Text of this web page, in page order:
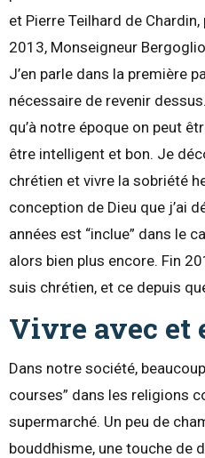
et Pierre Teilhard de
2013, Monseigneur
J’en parle dans la première
nécessaire de revenir
qu’à notre époque on peut
être intelligent et bon. Je
chrétien et vivre la sobriété
conception de Dieu que j’ai
années est “inclue” dans le
alors bien plus encore. Fin
suis chrétien, et ce depuis
Vivre avec et
Dans notre société,
courses” dans les religions
supermarché. Un peu de
bouddhisme, une touche de